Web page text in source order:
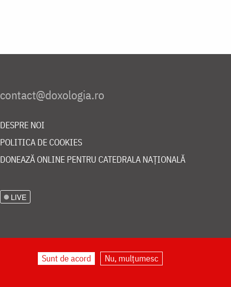
DESPRE NOI
POLITICA DE COOKIES
DONEAZĂ ONLINE PENTRU CATEDRALA NAȚIONALĂ
LIVE
Sunt de acord Nu, mulțumesc